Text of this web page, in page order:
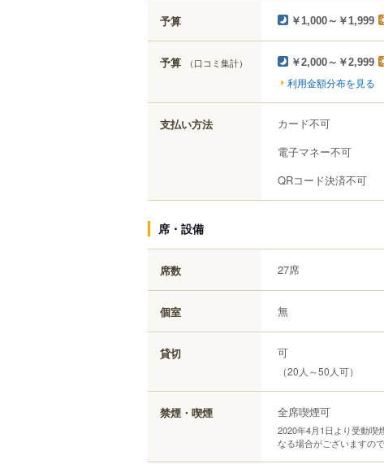
予算 ￥1,000～￥1,999
予算 （口コミ集計） ￥2,000～￥2,999
利用金額分布を見る
支払い方法
カード不可
電子マネー不可
QRコード決済不可
席・設備
席数 27席
個室 無
貸切 可
（20人～50人可）
禁煙・喫煙 全席喫煙可
2020年4月1日より受動喫
なる場合がございますの